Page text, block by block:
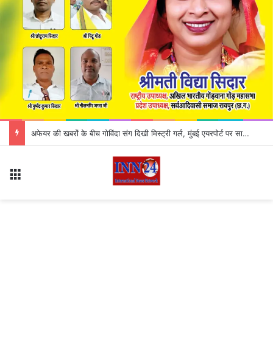
अफेयर की खबरों के बीच गोविंदा संग दिखी मिस्ट्री गर्ल, मुंबई एयरपोर्ट पर साथ-साथ चलते आए नजर